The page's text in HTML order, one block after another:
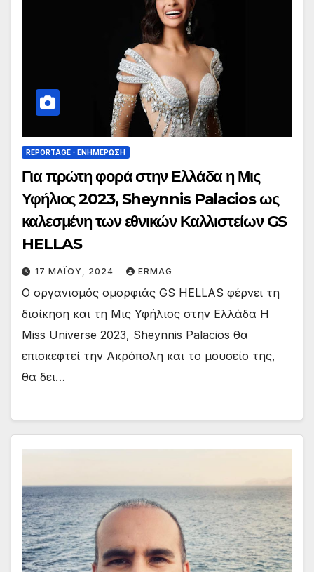
REPORTAGE - EΝΗΜΈΡΩΣΗ
Για πρώτη φορά στην Ελλάδα η Μις
Υφήλιος 2023, Sheynnis Palacios ως
καλεσμένη των εθνικών Καλλιστείων GS
HELLAS
17 ΜΑΪ́ΟΥ, 2024 ERMAG
Ο οργανισμός ομορφιάς GS HELLAS φέρνει τη
διοίκηση και τη Μις Υφήλιος στην Ελλάδα H
Miss Universe 2023, Sheynnis Palacios θα
επισκεφτεί την Ακρόπολη και το μουσείο της,
θα δει…